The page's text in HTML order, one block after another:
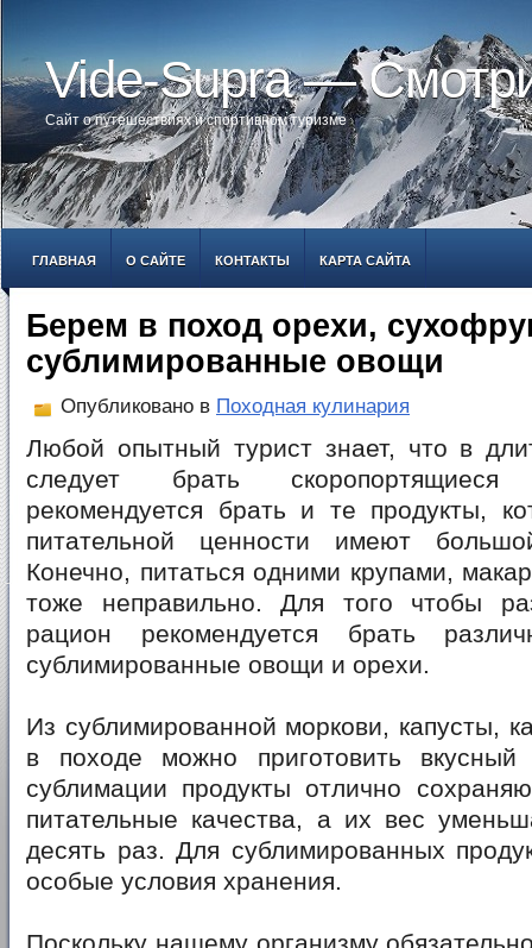
Vide-Supra —
Сайт о путешествиях и спортивном туризме
ГЛАВНАЯ О САЙТЕ КОНТАКТЫ КАРТА САЙТА
Берем в поход орехи,
сублимированные овощи
Опубликовано в Походная кулинария
Любой опытный турист знает, что в
следует брать
рекомендуется брать и те продукты,
питательной ценности имеют
Конечно, питаться одними крупами,
тоже неправильно. Для того чтобы
рацион рекомендуется брать
сублимированные овощи и орехи.
Из сублимированной моркови, капусты,
в походе можно приготовить
сублимации продукты отлично
питательные качества, а их вес
десять раз. Для сублимированных
особые условия хранения.